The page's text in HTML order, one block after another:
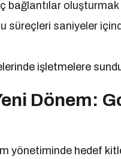
bağlantılar
süreçleri saniyeler
işletmelere
Dönem:
yönetiminde hedef